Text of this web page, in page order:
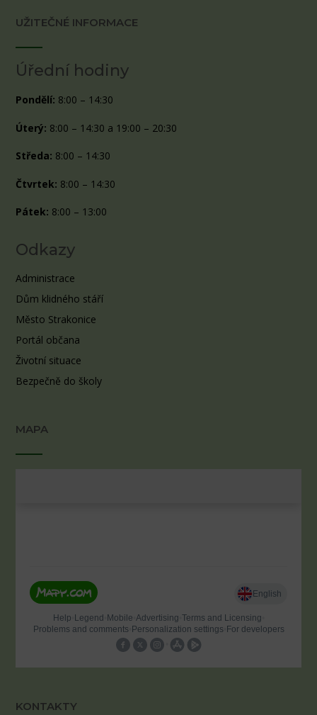
UŽITEČNÉ INFORMACE
Úřední hodiny
Pondělí: 8:00 – 14:30
Úterý: 8:00 – 14:30 a 19:00 – 20:30
Středa: 8:00 – 14:30
Čtvrtek: 8:00 – 14:30
Pátek: 8:00 – 13:00
Odkazy
Administrace
Dům klidného stáří
Město Strakonice
Portál občana
Životní situace
Bezpečně do školy
MAPA
KONTAKTY